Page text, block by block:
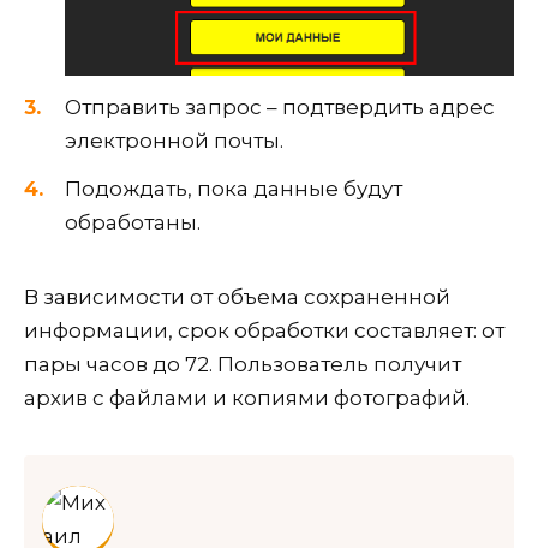
Отправить запрос – подтвердить адрес
электронной почты.
Подождать, пока данные будут
обработаны.
В зависимости от объема сохраненной
информации, срок обработки составляет: от
пары часов до 72. Пользователь получит
архив с файлами и копиями фотографий.